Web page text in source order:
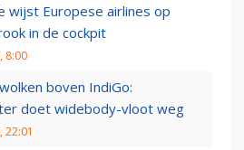
wijst Europese airlines op
in de cockpit
8:00
boven IndiGo:
doet widebody-vloot weg
22:01